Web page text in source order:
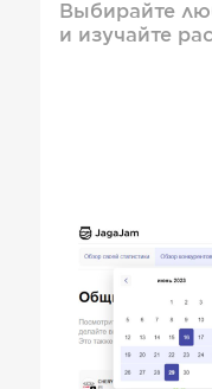
Выбирайте
и изучайте